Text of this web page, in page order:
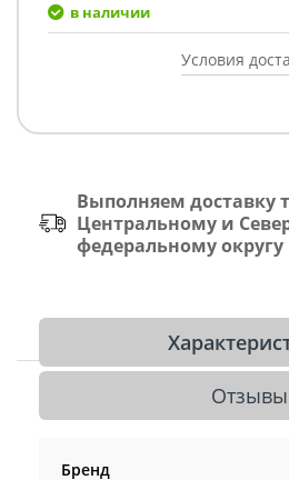
в наличии
Условия
Выполняем доставку
Центральному и
федеральному округу
Отзывы
Бренд